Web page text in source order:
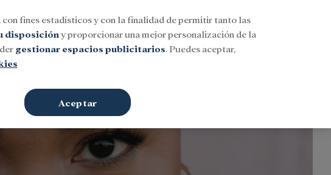
Iniciar sesión Buscar
con fines estadísticos y con la finalidad de permitir tanto las
disposición y proporcionar una mejor personalización de la
gestionar espacios publicitarios. Puedes aceptar,
Aceptar